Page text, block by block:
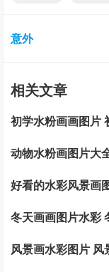
意外
相关文章
初学水粉画画图片
动物水粉画图片大
好看的水彩风景画
冬天画画图片水彩
风景画水彩图片